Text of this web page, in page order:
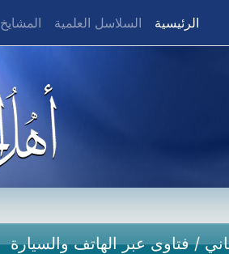
الرئيسية السلاسل العلمية المشايخ
/فتاوى عبر الهاتف والسيارة